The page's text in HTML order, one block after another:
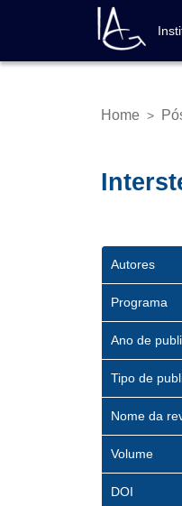
content
principal
Home >
Autores
Programa
Ano de
Tipo de
Nome da
Volume
DOI